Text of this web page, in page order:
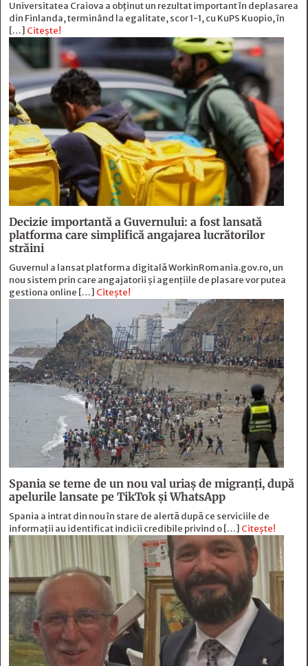
Universitatea Craiova a obținut un rezultat important în deplasarea
din Finlanda, terminând la egalitate, scor 1-1, cu KuPS Kuopio, în
[…] Citește!
Decizie importantă a Guvernului: a fost lansată
platforma care simplifică angajarea lucrătorilor
străini
Guvernul a lansat platforma digitală WorkinRomania.gov.ro, un
nou sistem prin care angajatorii și agențiile de plasare vor putea
gestiona online […] Citește!
Spania se teme de un nou val uriaș de migranți, după
apelurile lansate pe TikTok și WhatsApp
Spania a intrat din nou în stare de alertă după ce serviciile de
informații au identificat indicii credibile privind o […] Citește!